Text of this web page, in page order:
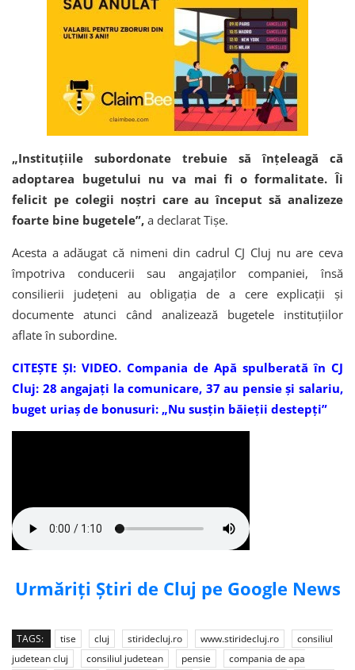
„Instituțiile subordonate trebuie să înțeleagă că
adoptarea bugetului nu va mai fi o formalitate. Îi
felicit pe colegii noștri care au început să analizeze
foarte bine bugetele”, a declarat Tișe.
Acesta a adăugat că nimeni din cadrul CJ Cluj nu are ceva
împotriva conducerii sau angajaților companiei, însă
consilierii județeni au obligația de a cere explicații și
documente atunci când analizează bugetele instituțiilor
aflate în subordine.
CITEȘTE ȘI: VIDEO. Compania de Apă spulberată în CJ
Cluj: 28 angajați la comunicare, 37 au pensie și salariu,
buget uriaș de bonusuri: „Nu susțin băieții destepți”
Urmăriți Știri de Cluj pe Google News
TAGS: tise cluj stiridecluj.ro www.stiridecluj.ro
consiliul
judetean cluj
consiliul judetean pensie
compania de apa